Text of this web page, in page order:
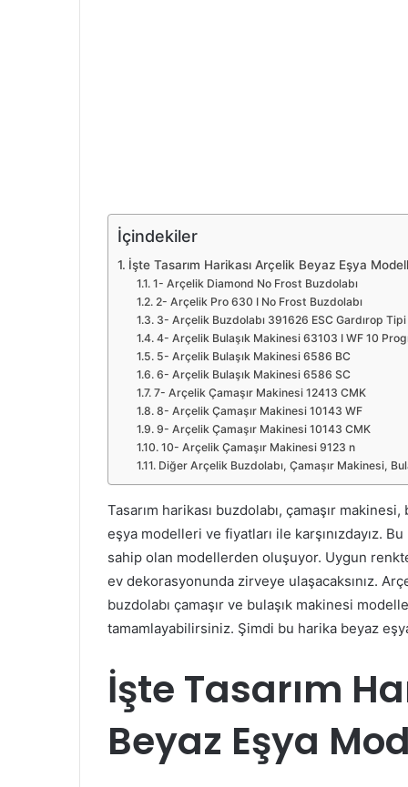
İçindekiler
İşte Tasarım Harikası Arçelik Beyaz Eşya
1- Arçelik Diamond No Frost Buzdolabı
2- Arçelik Pro 630 I No Frost Buzdolabı
3- Arçelik Buzdolabı 391626 ESC Gardırop Tipi
4- Arçelik Bulaşık Makinesi 63103 I WF 10
5- Arçelik Bulaşık Makinesi 6586 BC
6- Arçelik Bulaşık Makinesi 6586 SC
7- Arçelik Çamaşır Makinesi 12413 CMK
8- Arçelik Çamaşır Makinesi 10143 WF
9- Arçelik Çamaşır Makinesi 10143 CMK
10- Arçelik Çamaşır Makinesi 9123 n
Diğer Arçelik Buzdolabı, Çamaşır Makinesi,
Tasarım harikası buzdolabı, çamaşır
eşya modelleri ve fiyatları ile karşınızdayız.
sahip olan modellerden oluşuyor. Uygun
ev dekorasyonunda zirveye ulaşacaksınız.
buzdolabı çamaşır ve bulaşık makinesi
tamamlayabilirsiniz. Şimdi bu harika beyaz
İşte Tasarım
Beyaz Eşya